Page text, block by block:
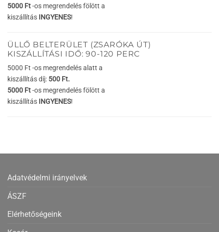
5000 Ft-os megrendelés fölött a
kiszállítás INGYENES!
ÜLLŐ BELTERÜLET (ZSARÓKA ÚT)
KISZÁLLÍTÁSI IDŐ: 90-120 PERC
5000 Ft -os megrendelés alatt a
kiszállítás díj: 500 Ft.
5000 Ft-os megrendelés fölött a
kiszállítás INGYENES!
Adatvédelmi irányelvek
ÁSZF
Elérhetőségeink